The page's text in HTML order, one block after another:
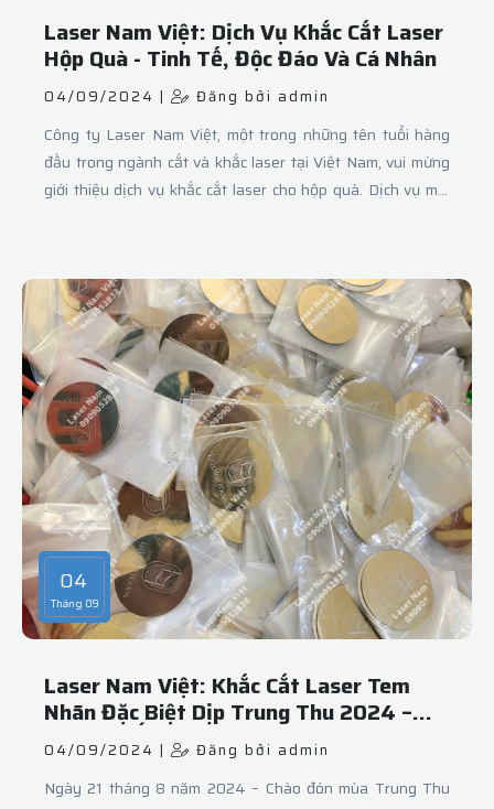
Laser Nam Việt: Dịch Vụ Khắc Cắt Laser
Hộp Quà - Tinh Tế, Độc Đáo Và Cá Nhân
04/09/2024 | Đăng bởi admin
Công ty Laser Nam Việt, một trong những tên tuổi hàng
đầu trong ngành cắt và khắc laser tại Việt Nam, vui mừng
giới thiệu dịch vụ khắc cắt laser cho hộp quà. Dịch vụ mới
04
Tháng 09
Laser Nam Việt: Khắc Cắt Laser Tem
Nhãn Đặc Biệt Dịp Trung Thu 2024 –
Tạo Dấu Ấn Cá Nhân Hóa Cho Mỗi Món
Quà
04/09/2024 | Đăng bởi admin
Ngày 21 tháng 8 năm 2024 – Chào đón mùa Trung Thu